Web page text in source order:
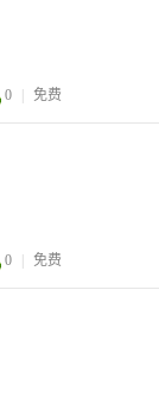
0 免费
0 免费